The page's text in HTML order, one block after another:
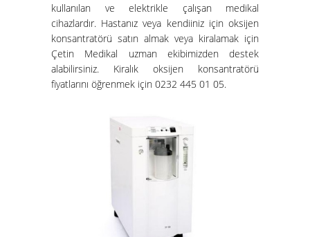
kullanılan ve elektrikle çalışan medikal
cihazlardır. Hastanız veya kendiiniz için oksijen
konsantratörü satın almak veya kiralamak için
Çetin Medikal uzman ekibimizden destek
alabilirsiniz. Kiralık oksijen konsantratörü
fiyatlarını öğrenmek için 0232 445 01 05.